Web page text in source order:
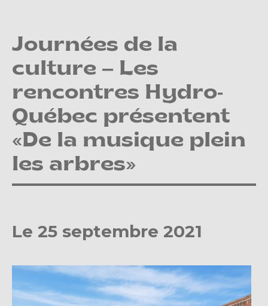
Journées de la
culture – Les
rencontres Hydro-
Québec présentent
«De la musique plein
les arbres»
Le 25 septembre 2021